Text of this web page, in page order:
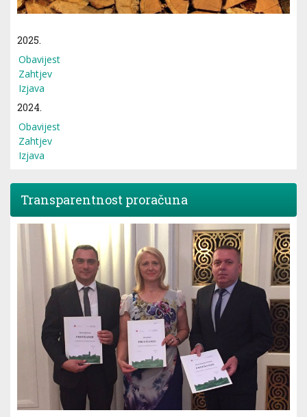
2025.
Obavijest
Zahtjev
Izjava
2024.
Obavijest
Zahtjev
Izjava
Transparentnost proračuna